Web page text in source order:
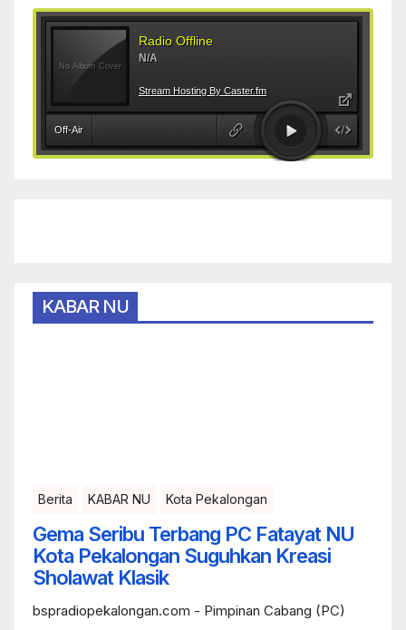
KABAR NU
Berita KABAR NU Kota Pekalongan
Gema Seribu Terbang PC Fatayat NU
Kota Pekalongan Suguhkan Kreasi
Sholawat Klasik
bspradiopekalongan.com - Pimpinan Cabang (PC)